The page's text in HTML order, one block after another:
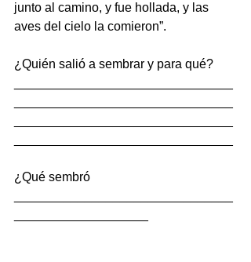
junto al camino, y fue hollada, y las
aves del cielo la comieron”.
¿Quién salió a sembrar y para qué?
¿Qué sembró